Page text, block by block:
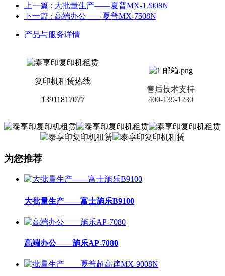
上一篇 : 大批量生产——夏普MX-12008N
下一篇 : 高端办公——夏普MX-7508N
产品与服务详情
复印机租赁热线
13911817077
售后技术支持
400-139-1230
为您推荐
大批量生产——富士施乐B9100
高端办公——施乐AP-7080